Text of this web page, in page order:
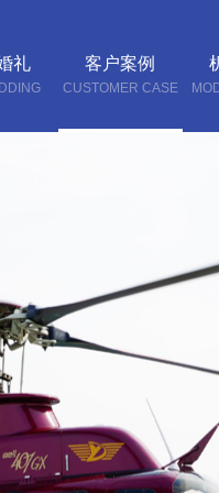
礼 客户案例
CUSTOMER CASE